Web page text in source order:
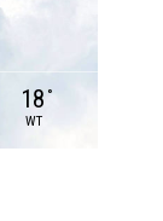
18 °
WT